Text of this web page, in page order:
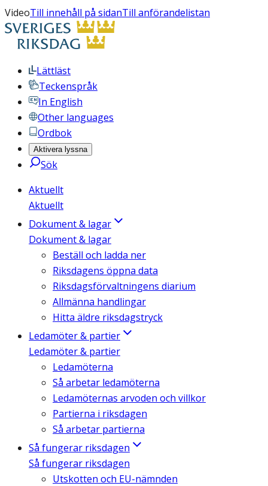
VideoTill innehåll på sidanTill anförandelistan
Lättläst
Teckenspråk
In English
Other languages
Ordbok
Aktivera lyssna
Sök
Aktuellt
Aktuellt
Dokument & lagar
Dokument & lagar
Beställ och ladda ner
Riksdagens öppna data
Riksdagsförvaltningens diarium
Allmänna handlingar
Hitta äldre riksdagstryck
Ledamöter & partier
Ledamöter & partier
Ledamöterna
Så arbetar ledamöterna
Ledamöternas arvoden och villkor
Partierna i riksdagen
Så arbetar partierna
Så fungerar riksdagen
Så fungerar riksdagen
Utskotten och EU-nämnden